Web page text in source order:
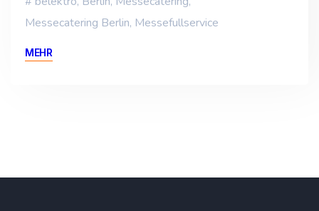
Messecatering Berlin, Messefullservice
MEHR